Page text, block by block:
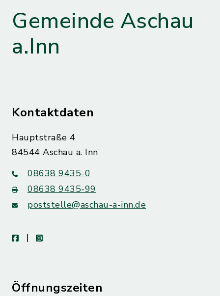
Gemeinde Aschau
a.Inn
Kontaktdaten
Hauptstraße 4
84544 Aschau a. Inn
08638 9435-0
08638 9435-99
poststelle@aschau-a-inn.de
facebookinstagram
Öffnungszeiten